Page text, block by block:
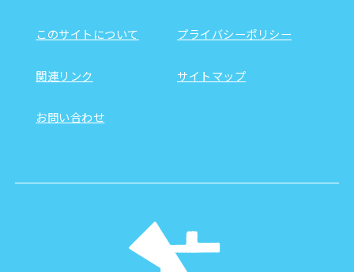
このサイトについて プライバシーポリシー
関連リンク サイトマップ
お問い合わせ